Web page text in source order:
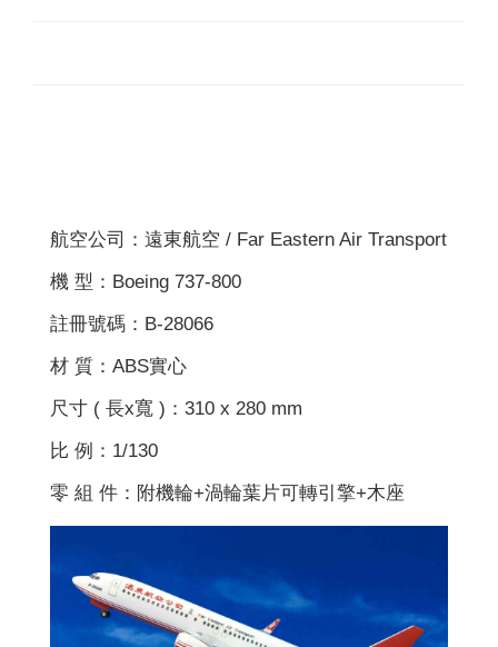
航空公司：遠東航空 / Far Eastern Air Transport
機 型：Boeing 737-800
註冊號碼：B-28066
材 質：ABS實心
尺寸 ( 長x寬 )：310 x 280 mm
比 例：1/130
零 組 件：附機輪+渦輪葉片可轉引擎+木座